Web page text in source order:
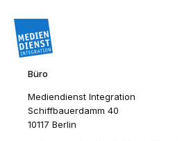
Büro
Mediendienst Integration
Schiffbauerdamm 40
10117 Berlin